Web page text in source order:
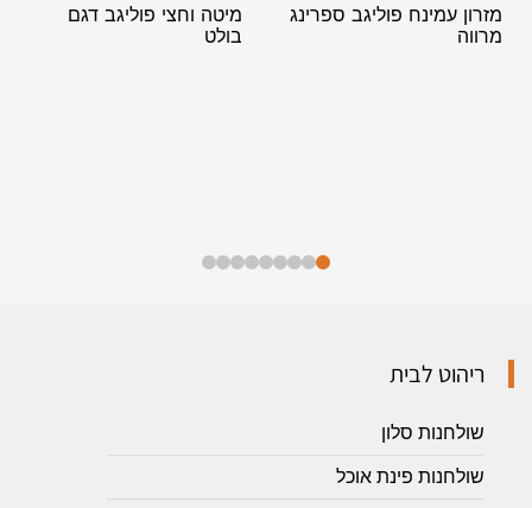
מזרון עמינח פוליגב ספרינג
מרווה
מיטה וחצי פוליגב דגם
בולט
ריהוט לבית
שולחנות סלון
שולחנות פינת אוכל